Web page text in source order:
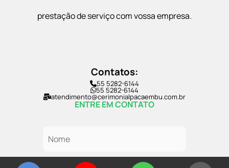
prestação de serviço com vossa empresa.
Contatos:
55 5282-6144
55 5282-6144
atendimento@cerimonialpacaembu.com.br
ENTRE EM CONTATO